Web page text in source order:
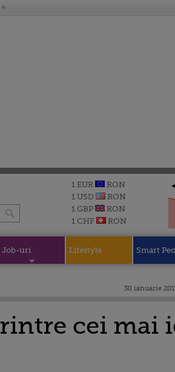
1 EUR
RON
1 USD
RON
1 GBP
RON
1 CHF
RON
Job-uri Lifestyle Smart
30 ianuarie
cei mai